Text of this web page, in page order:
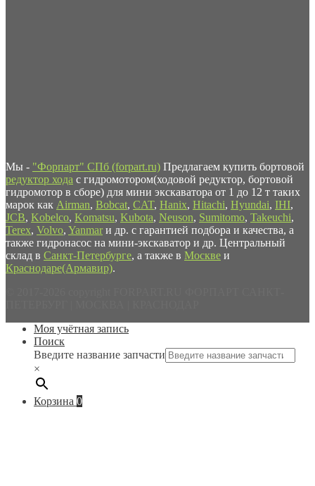
Мы - "Форпарт" СПб (forpart.ru) Предлагаем купить бортовой
редуктор хода с гидромотором(ходовой редуктор, бортовой
гидромотор в сборе) для мини экскаватора от 1 до 12 т таких
марок как Airman, Bobcat, CAT, Hanix, Hitachi, Hyundai, IHI,
JCB, Kobelco, Komatsu, Kubota, Neuson, Sumitomo, Takeuchi,
Terex, Volvo, Yanmar и др. с гарантией подбора и качества, а
также гидронасос на мини-экскаватор и др. Центральный
склад в Санкт-Петербурге, а также в Москве и
Краснодаре(Армавир).
Моя учётная запись
Поиск
Введите название запчасти
×
Корзина 0